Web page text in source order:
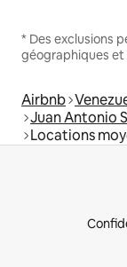
* Des exclusions
géographiques
Airbnb
Juan Antonio
Locations